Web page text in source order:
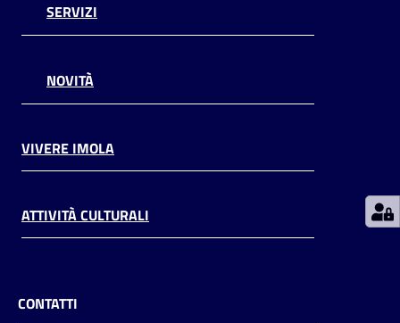
SERVIZI
NOVITÀ
VIVERE IMOLA
ATTIVITÀ CULTURALI
CONTATTI